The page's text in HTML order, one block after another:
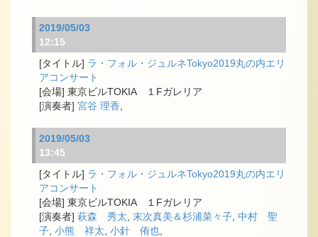
2019/05/03
12:15
ラ・フォル・ジュルネTokyo2019丸の内エリ
アコンサート
東京ビルTOKIA １Fガレリア
宮谷 理香
2019/05/03
13:45
ラ・フォル・ジュルネTokyo2019丸の内エリ
アコンサート
東京ビルTOKIA １Fガレリア
萩森 秀太 末次真美＆杉浦菜々子 中村 聖
子 小熊 祥太 小針 侑也